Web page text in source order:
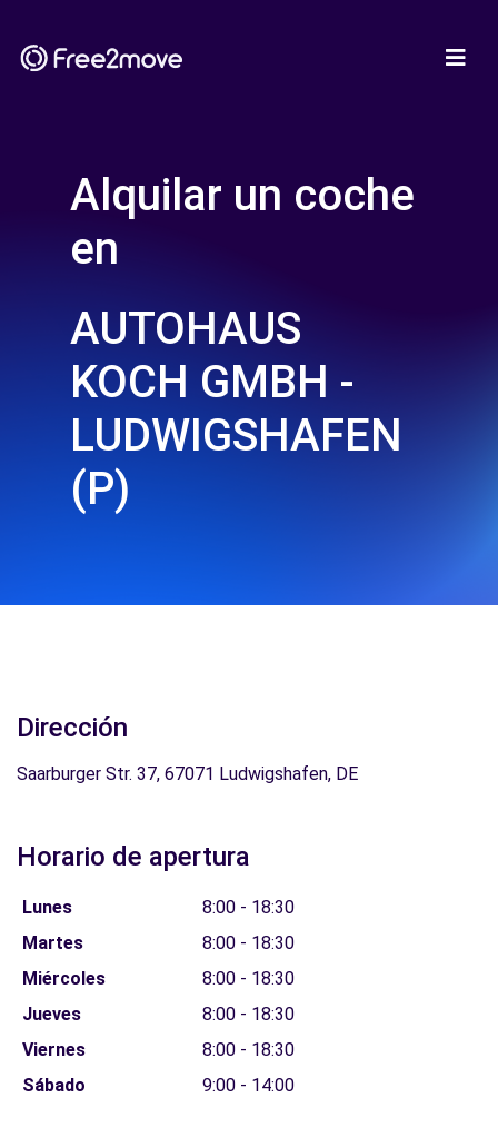
Alquilar un coche
en
AUTOHAUS
KOCH GMBH -
LUDWIGSHAFEN
(P)
Dirección
Saarburger Str. 37, 67071 Ludwigshafen, DE
Horario de apertura
Lunes
8:00 - 18:30
Martes
8:00 - 18:30
Miércoles
8:00 - 18:30
Jueves
8:00 - 18:30
Viernes
8:00 - 18:30
Sábado
9:00 - 14:00